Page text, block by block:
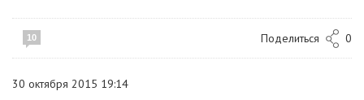
10 Поделиться 0
30 октября 2015 19:14